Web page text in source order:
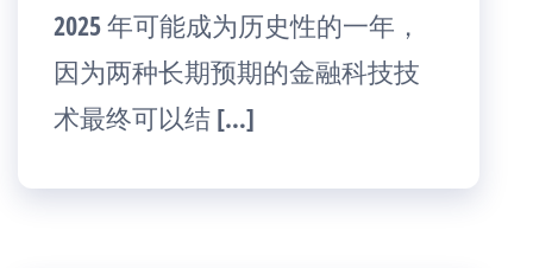
2025 年可能成为历史性的一年，
因为两种长期预期的金融科技技
术最终可以结 […]